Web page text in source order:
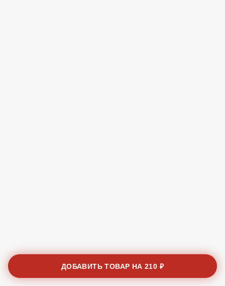
ДОБАВИТЬ ТОВАР НА210 ₽